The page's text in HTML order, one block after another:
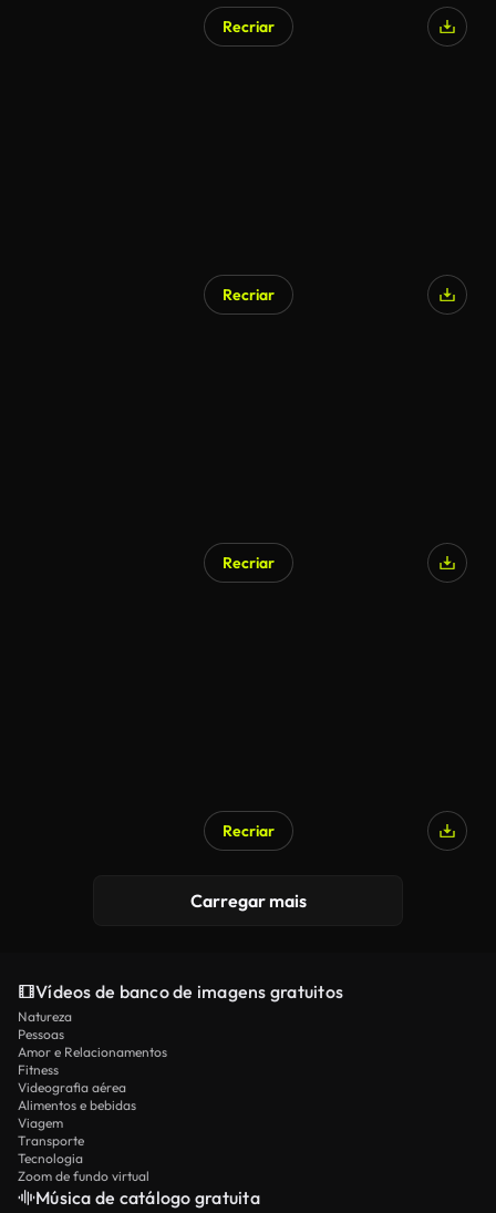
Recriar
Recriar
Recriar
Recriar
Carregar mais
Vídeos de banco de imagens gratuitos
Natureza
Pessoas
Amor e Relacionamentos
Fitness
Videografia aérea
Alimentos e bebidas
Viagem
Transporte
Tecnologia
Zoom de fundo virtual
Música de catálogo gratuita